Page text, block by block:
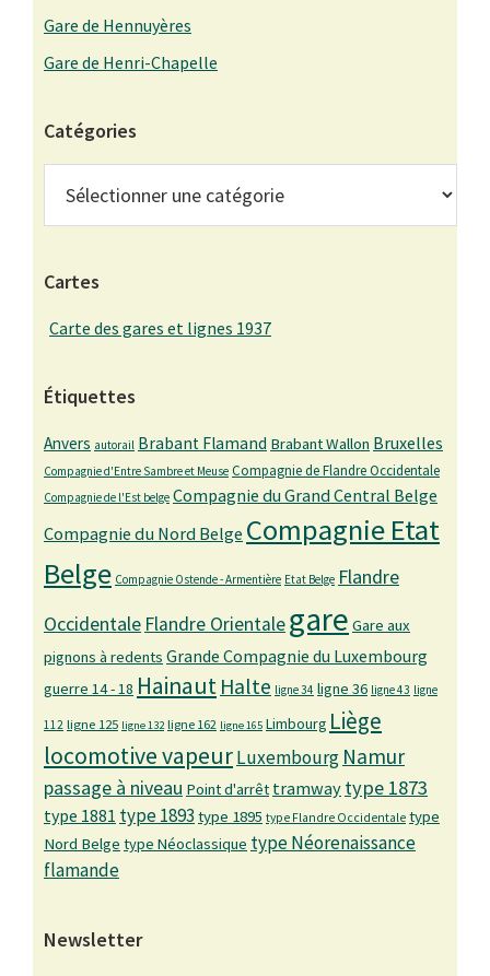
Gare de Hennuyères
Gare de Henri-Chapelle
Catégories
Cartes
Carte des gares et lignes 1937
Étiquettes
Anvers autorail Brabant Flamand Brabant Wallon Bruxelles
Compagnie d'Entre Sambre et Meuse Compagnie de Flandre Occidentale
Compagnie de l'Est belge Compagnie du Grand Central Belge
Compagnie du Nord Belge Compagnie Etat
Belge Compagnie Ostende - Armentière Etat Belge Flandre
Occidentale Flandre Orientalegare Gare aux
pignons à redents Grande Compagnie du Luxembourg
guerre 14 - 18 Hainaut Halte ligne 34 ligne 36 ligne 43 ligne
112 ligne 125 ligne 132 ligne 162 ligne 165 Limbourg Liège
locomotive vapeurLuxembourg Namur
passage à niveau Point d'arrêt tramway type 1873
type 1881 type 1893 type 1895 type Flandre Occidentale type
Nord Belge type Néoclassique type Néorenaissance
flamande
Newsletter